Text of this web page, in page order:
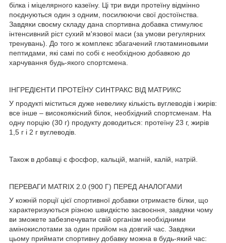
білка і міцелярного казеїну. Ці три види протеїну відмінно
поєднуються один з одним, посилюючи свої достоїнства.
Завдяки своєму складу дана спортивна добавка стимулює
інтенсивний ріст сухий м'язової маси (за умови регулярних
тренувань). До того ж комплекс збагачений глютаминовыми
пептидами, які самі по собі є необхідною добавкою до
харчування будь-якого спортсмена.
ІНГРЕДІЄНТИ ПРОТЕЇНУ СИНТРАКС ВІД МАТРИКС
У продукті міститься дуже невелику кількість вуглеводів і жирів:
все інше – високоякісний білок, необхідний спортсменам. На
одну порцію (30 г) продукту доводиться: протеїну 23 г, жирів
1,5 г і 2 г вуглеводів.
Також в добавці є фосфор, кальцій, магній, калій, натрій.
ПЕРЕВАГИ MATRIX 2.0 (900 Г) ПЕРЕД АНАЛОГАМИ
У кожній порції цієї спортивної добавки отримаєте білки, що
характеризуються різною швидкістю засвоєння, завдяки чому
ви зможете забезпечувати свій організм необхідними
амінокислотами за один прийом на довгий час. Завдяки
цьому приймати спортивну добавку можна в будь-який час: